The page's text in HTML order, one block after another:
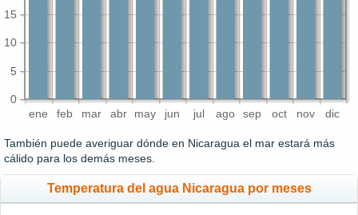
ene feb mar abr may jun jul ago sep oct nov dic
0
5
10
15
También puede averiguar dónde en Nicaragua el mar estará más
cálido para los demás meses.
Temperatura del agua Nicaragua por meses